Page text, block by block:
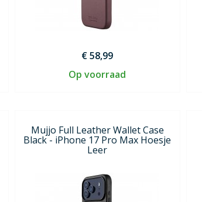
€ 58,99
Op voorraad
Mujjo Full Leather Wallet Case
Black - iPhone 17 Pro Max Hoesje
Leer